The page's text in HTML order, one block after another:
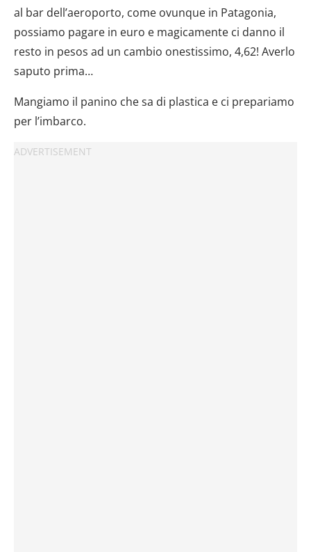
al bar dell’aeroporto, come ovunque in Patagonia,
possiamo pagare in euro e magicamente ci danno il
resto in pesos ad un cambio onestissimo, 4,62! Averlo
saputo prima…
Mangiamo il panino che sa di plastica e ci prepariamo
per l’imbarco.